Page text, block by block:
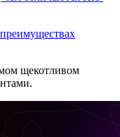
щекотливом